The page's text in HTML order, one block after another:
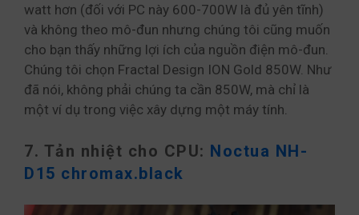
watt hơn (đối với PC này 600-700W là đủ yên tĩnh)
và không theo mô-đun nhưng chúng tôi cũng muốn
cho bạn thấy những lợi ích của nguồn điện mô-đun.
Chúng tôi chọn Fractal Design ION Gold 850W. Như
đã nói, không phải chúng ta cần 850W, mà chỉ là
một ví dụ trong việc xây dựng một máy tính.
7. Tản nhiệt cho CPU: Noctua NH-
D15 chromax.black